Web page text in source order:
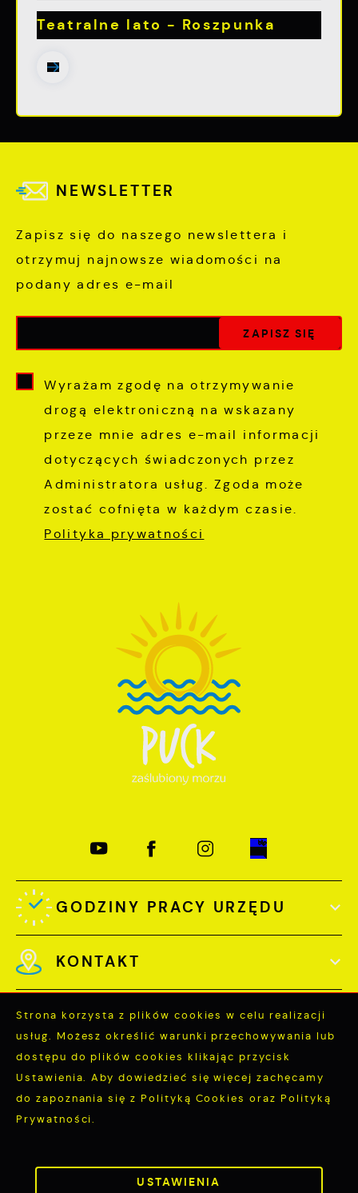
Teatralne lato - Roszpunka
NEWSLETTER
Zapisz się do naszego newslettera i
otrzymuj najnowsze wiadomości na
podany adres e-mail
Wyrażam zgodę na otrzymywanie
drogą elektroniczną na wskazany
przeze mnie adres e-mail informacji
dotyczących świadczonych przez
Administratora usług. Zgoda może
zostać cofnięta w każdym czasie.
Polityka prywatności
GODZINY PRACY URZĘDU
KONTAKT
Odwiedzin: 3754759
Online: 366
Strona korzysta z plików cookies w celu realizacji
usług. Możesz określić warunki przechowywania lub
dostępu do plików cookies klikając przycisk
Ustawienia. Aby dowiedzieć się więcej zachęcamy
do zapoznania się z Polityką Cookies oraz Polityką
Prywatności.
USTAWIENIA